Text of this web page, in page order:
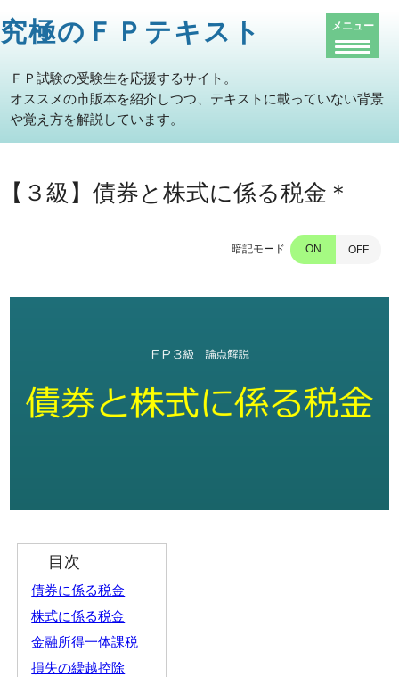
究極のＦＰテキスト
ＦＰ試験の受験生を応援するサイト。
オススメの市販本を紹介しつつ、テキストに載っていない背景
や覚え方を解説しています。
【３級】債券と株式に係る税金＊
暗記モード ON OFF
目次
債券に係る税金
株式に係る税金
金融所得一体課税
損失の繰越控除
メニュー